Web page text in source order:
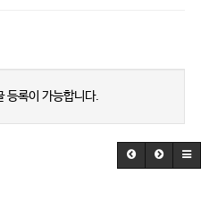
등록이 가능합니다.